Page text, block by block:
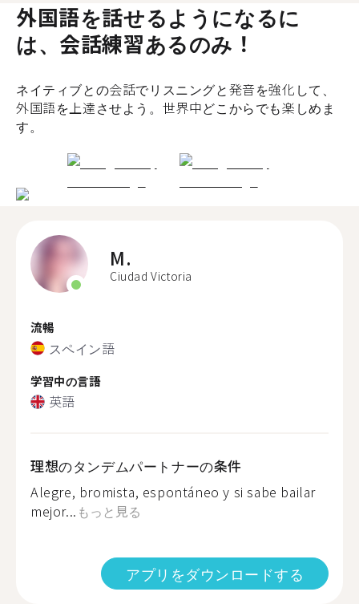
外国語を話せるようになるに
は、会話練習あるのみ！
ネイティブとの会話でリスニングと発音を強化して、
外国語を上達させよう。世界中どこからでも楽しめま
す。
M.
Ciudad Victoria
流暢
スペイン語
学習中の言語
英語
理想のタンデムパートナーの条件
Alegre, bromista, espontáneo y si sabe bailar
mejor... もっと見る
アプリをダウンロードする